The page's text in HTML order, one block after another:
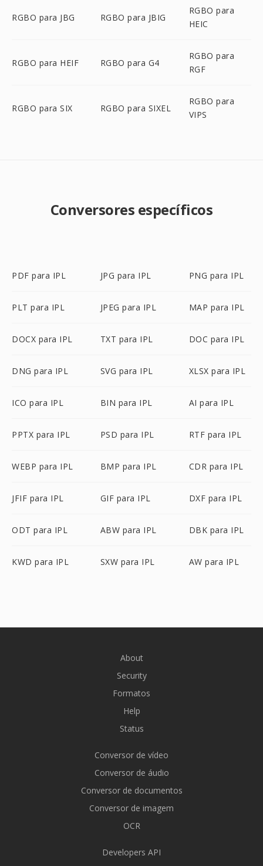
RGBO para JBG RGBO para JBIG
RGBO para
HEIC
RGBO para HEIF RGBO para G4
RGBO para
RGF
RGBO para SIX RGBO para SIXEL
RGBO para
VIPS
Conversores específicos
PDF para IPL JPG para IPL PNG para IPL
PLT para IPL JPEG para IPL MAP para IPL
DOCX para IPL TXT para IPL DOC para IPL
DNG para IPL SVG para IPL XLSX para IPL
ICO para IPL BIN para IPL AI para IPL
PPTX para IPL PSD para IPL RTF para IPL
WEBP para IPL BMP para IPL CDR para IPL
JFIF para IPL GIF para IPL DXF para IPL
ODT para IPL ABW para IPL DBK para IPL
KWD para IPL SXW para IPL AW para IPL
About
Security
Formatos
Help
Status
Conversor de vídeo
Conversor de áudio
Conversor de documentos
Conversor de imagem
OCR
Developers API